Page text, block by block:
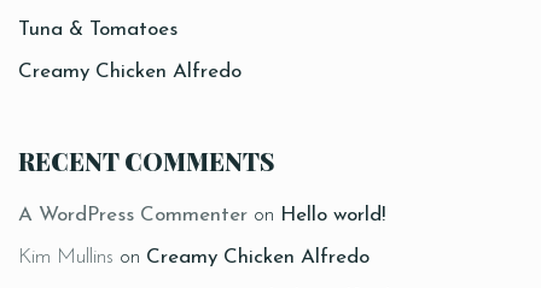
Tuna & Tomatoes
Creamy Chicken Alfredo
RECENT COMMENTS
A WordPress Commenter on Hello world!
Kim Mullins on Creamy Chicken Alfredo